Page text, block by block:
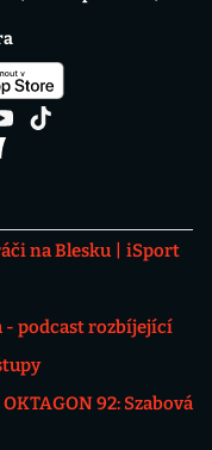
na Blesku
iSport
- podcast rozbíjející
OKTAGON 92: Szabová